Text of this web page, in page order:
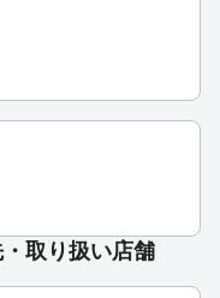
取り扱い店舗